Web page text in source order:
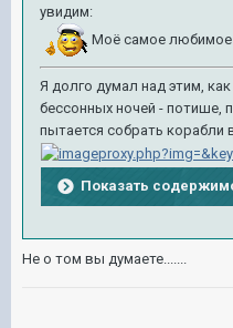
увидим:
Моё самое любимое
Я долго думал над этим,
бессонных ночей - потише,
пытается собрать корабли
Показать
Не о том вы думаете.......